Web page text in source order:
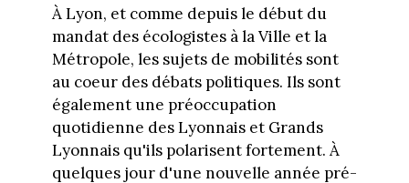
À Lyon, et comme depuis le début du
mandat des écologistes à la Ville et la
Métropole, les sujets de mobilités sont
au coeur des débats politiques. Ils sont
également une préoccupation
quotidienne des Lyonnais et Grands
Lyonnais qu'ils polarisent fortement. À
quelques jour d'une nouvelle année pré-